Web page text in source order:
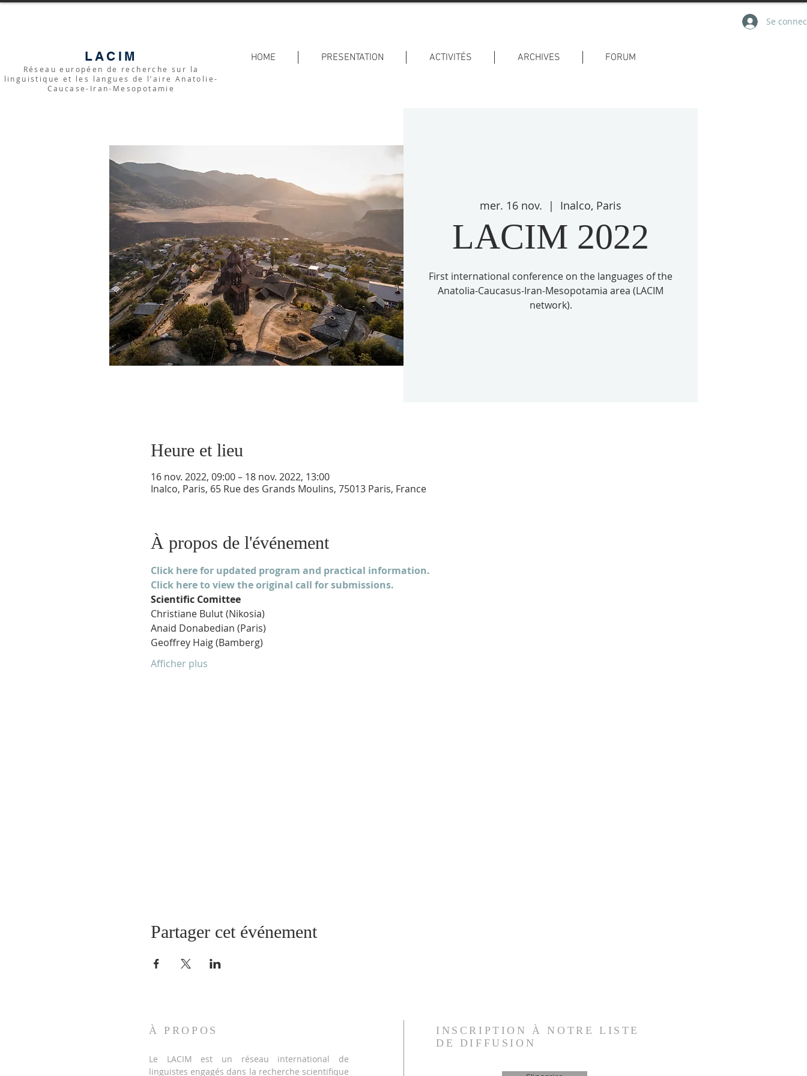
LACIM
Réseau européen de recherche sur la
linguistique et les langues de l’aire Anatolie-
Caucase-Iran-Mesopotamie
HOME PRESENTATION ACTIVITÉS ARCHIVES FORUM
Se
mer. 16 nov.
  |
Inalco, Paris
LACIM 2022
First international conference on the languages of the
Anatolia-Caucasus-Iran-Mesopotamia area (LACIM
network).
Heure et lieu
16 nov. 2022, 09:00 – 18 nov. 2022, 13:00
Inalco, Paris, 65 Rue des Grands Moulins, 75013 Paris, France
À propos de l'événement
Click here for updated program and practical information.
Click here to view the original call for submissions.
Scientific Comittee
Christiane Bulut (Nikosia)
Anaid Donabedian (Paris)
Geoffrey Haig (Bamberg)
Afficher plus
Partager cet événement
À PROPOS
Le LACIM est un réseau international de
linguistes engagés dans la recherche scientifique
INSCRIPTION À NOTRE LISTE
DE DIFFUSION